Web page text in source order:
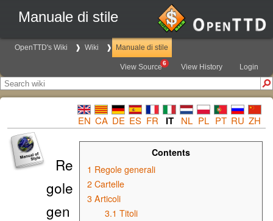
Manuale di stile
OpenTTD's Wiki Wiki Manuale di stile
View Source6 View History Login
EN CA DE ES FR IT NL PL PT RU ZH
Contents
1 Regole generali
2 Cartelle
3 Articoli
3.1 Titoli
Re
gole
gen